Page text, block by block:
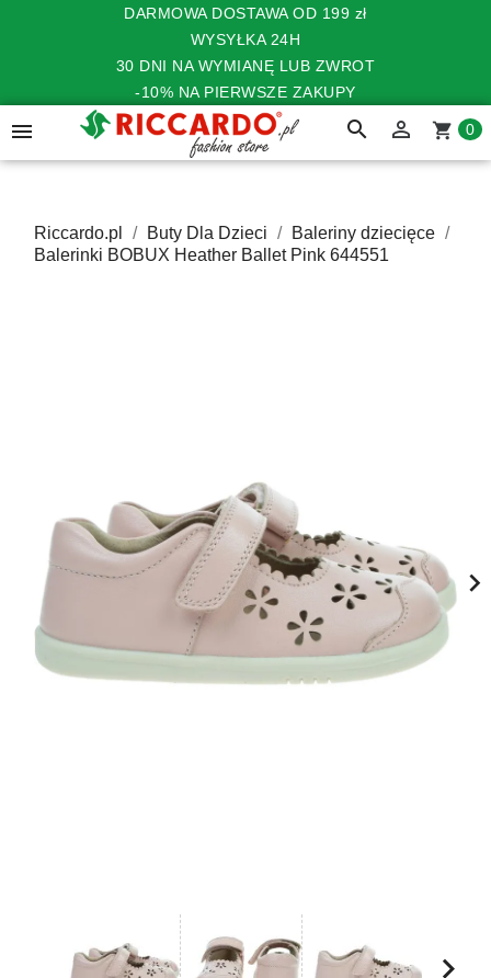
DARMOWA DOSTAWA OD 199 zł
WYSYŁKA 24H
30 DNI NA WYMIANĘ LUB ZWROT
-10% NA PIERWSZE ZAKUPY
 search  shopping_cart 0
Riccardo.pl Buty Dla Dzieci
Baleriny dziecięce
Balerinki BOBUX Heather Ballet Pink 644551
